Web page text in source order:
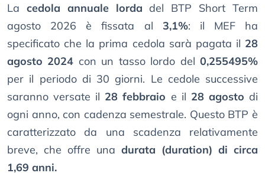
La cedola annuale lordadel BTP Short Term
agosto 2026 è fissata al 3,1%: il MEF ha
specificato che la prima cedola sarà pagata il 28
agosto 2024 con un tasso lordo del0,255495%
per il periodo di 30 giorni. Le cedole successive
saranno versate il 28 febbraio e il 28 agosto di
ogni anno, con cadenza semestrale. Questo BTP è
caratterizzato da una scadenza relativamente
breve, che offre una durata (duration) di circa
1,69 anni.